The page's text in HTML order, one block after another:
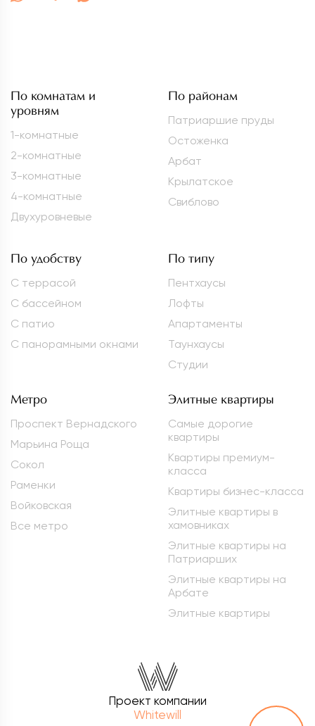
По комнатам и
уровням
1-комнатные
2-комнатные
3-комнатные
4-комнатные
Двухуровневые
По районам
Патриаршие пруды
Остоженка
Арбат
Крылатское
Свиблово
По удобству
С террасой
С бассейном
С патио
С панорамными окнами
По типу
Пентхаусы
Лофты
Апартаменты
Таунхаусы
Студии
Метро
Проспект Вернадского
Марьина Роща
Сокол
Раменки
Войковская
Все метро
Элитные квартиры
Самые дорогие
квартиры
Квартиры премиум-
класса
Квартиры бизнес-класса
Элитные квартиры в
хамовниках
Элитные квартиры на
Патриарших
Элитные квартиры на
Арбате
Элитные квартиры
Проект компании
Whitewill